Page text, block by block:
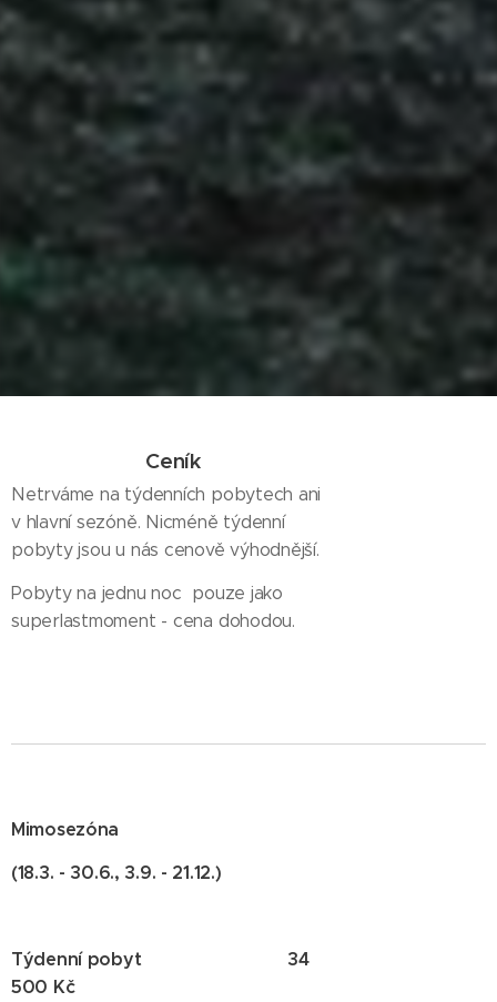
Ceník
Netrváme na týdenních pobytech ani
v hlavní sezóně. Nicméně týdenní
pobyty jsou u nás cenově výhodnější.
Pobyty na jednu noc pouze jako
superlastmoment - cena dohodou.
Mimosezóna
(18.3. - 30.6., 3.9. - 21.12.)
Týdenní pobyt 34
500 Kč